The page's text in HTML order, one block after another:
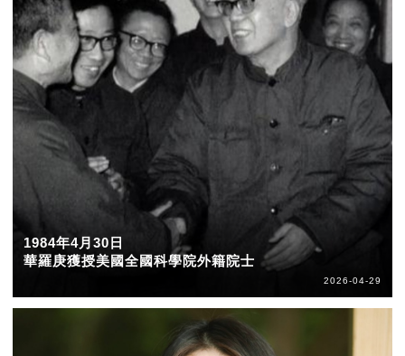
1984年4月30日
華羅庚獲授美國全國科學院外籍院士
2026-04-29